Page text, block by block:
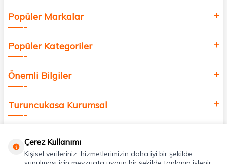
Popüler Markalar
Popüler Kategoriler
Önemli Bilgiler
Turuncukasa Kurumsal
Çerez Kullanımı
Kişisel verileriniz, hizmetlerimizin daha iyi bir şekilde